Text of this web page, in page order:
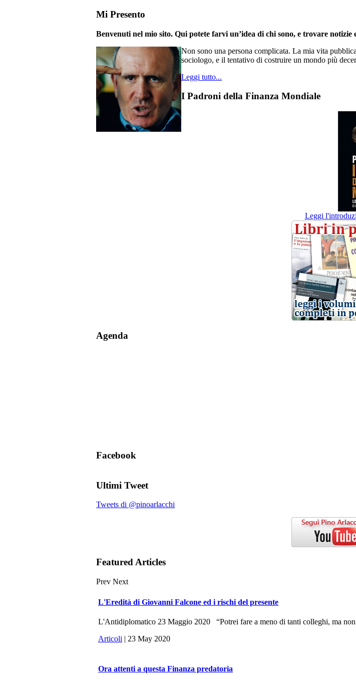
Mi Presento
Benvenuti nel mio sito. Qui potete farvi un’idea di chi sono, e trovare notizie
Non sono una persona complicata. La mia vita
sociologo, e il tentativo di costruire un mondo più
Leggi tutto...
I Padroni della Finanza Mondiale
Leggi
Agenda
Facebook
Ultimi Tweet
Tweets di @pinoarlacchi
Featured Articles
Prev Next
L'Eredità di Giovanni Falcone ed i rischi del presente
L'Antidiplomatico 23 Maggio 2020 “Potrei fare a meno di tanti colleghi, ma
Articoli | 23 May 2020
Ora attenti a questa Finanza predatoria